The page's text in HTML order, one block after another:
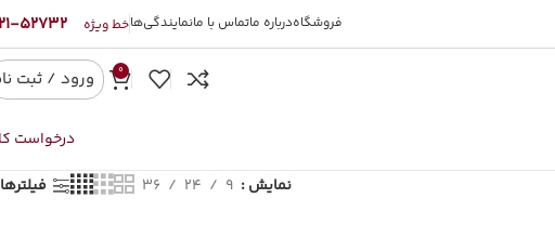
فروشگاهدرباره ماتماس با مانمایندگی‌هاخط ویژه 52732-021
0 ورود / ثبت
درخواست
نمایش 9
24
36 فیلترها